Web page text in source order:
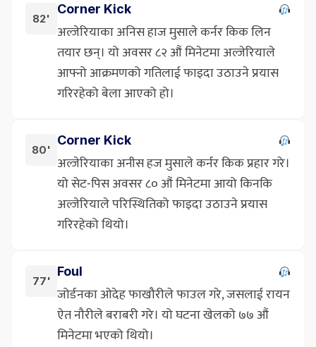
82'
Corner Kick
अल्जेरियाका अनिस हाज मुसाले कर्नर किक लिन
तयार छन्। यो अवसर ८२ औं मिनेटमा अल्जेरियाले
आफ्नो आक्रमणको गतिलाई फाइदा उठाउने प्रयास
गरिरहेको बेला आएको हो।
80'
Corner Kick
अल्जेरियाका अनीस हज मुसाले कर्नर किक प्रहार गरे।
यो सेट-पिस अवसर ८० औं मिनेटमा आयो किनकि
अल्जेरियाले परिस्थितिको फाइदा उठाउने प्रयास
गरिरहेको थियो।
77'
Foul
जोर्डनका ओदेह फाखौरीले फाउल गरे, जसलाई रायन
ऐत नौरीले बराबरी गरे। यो घटना खेलको ७७ औं
मिनेटमा भएको थियो।